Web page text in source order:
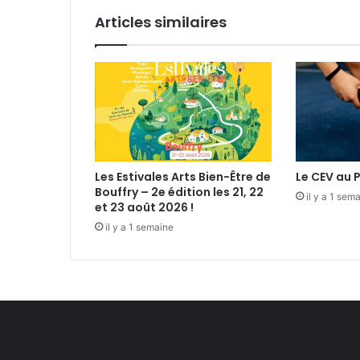
r
e
t
e
l
u
s
e
n
o
e
Articles similaires
Les Estivales Arts Bien-Être de
Bouffry – 2e édition les 21, 22
et 23 août 2026 !
il y a 1 semaine
Le CEV au
il y a 1